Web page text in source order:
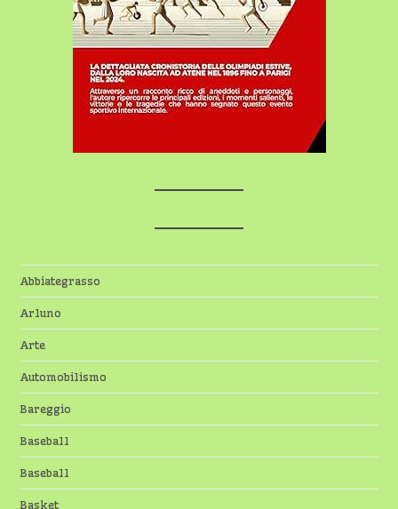
Abbiategrasso
Arluno
Arte
Automobilismo
Bareggio
Baseball
Baseball
Basket